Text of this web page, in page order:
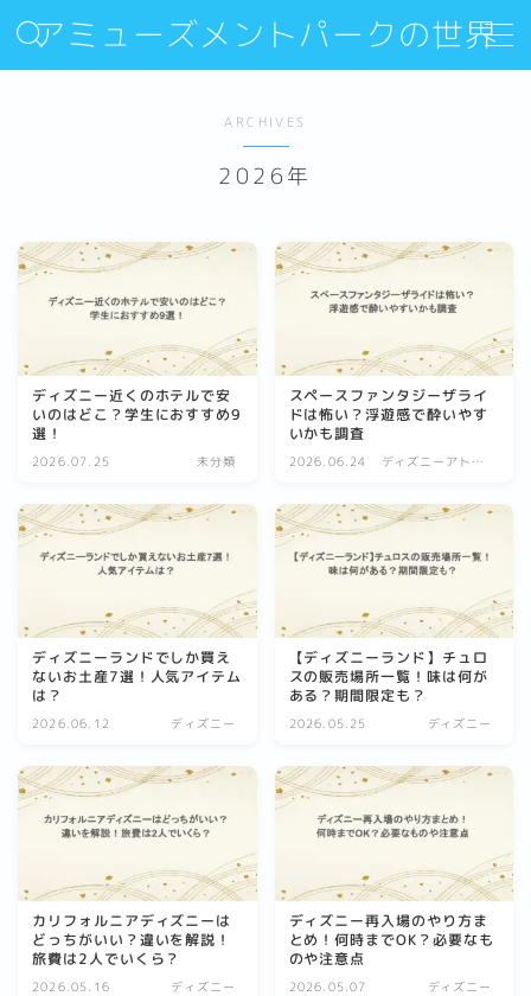
アミューズメントパークの世界
About Us
ARCHIVES
2026年
ディズニー近くのホテルで安
いのはどこ？学生におすすめ9
選！
2026.07.25 未分類
スペースファンタジーザライ
ドは怖い？浮遊感で酔いやす
いかも調査
2026.06.24
ディズニーアトラ
ディズニーランドでしか買え
ないお土産7選！人気アイテム
は？
2026.06.12 ディズニー
【ディズニーランド】チュロ
スの販売場所一覧！味は何が
ある？期間限定も？
2026.05.25 ディズニー
カリフォルニアディズニーは
どっちがいい？違いを解説！
旅費は2人でいくら？
2026.05.16 ディズニー
ディズニー再入場のやり方ま
とめ！何時までOK？必要なも
のや注意点
2026.05.07 ディズニー